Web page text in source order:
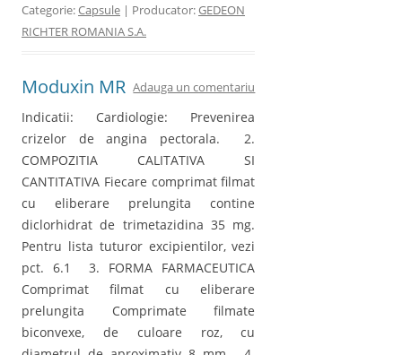
Categorie:Capsule | Producator:GEDEON
RICHTER ROMANIA S.A.
Moduxin MR Adauga un comentariu
Indicatii: Cardiologie: Prevenirea
crizelor de angina pectorala. 2.
COMPOZITIA CALITATIVA SI
CANTITATIVA Fiecare comprimat filmat
cu eliberare prelungita contine
diclorhidrat de trimetazidina 35 mg.
Pentru lista tuturor excipientilor, vezi
pct. 6.1 3. FORMA FARMACEUTICA
Comprimat filmat cu eliberare
prelungita Comprimate filmate
biconvexe, de culoare roz, cu